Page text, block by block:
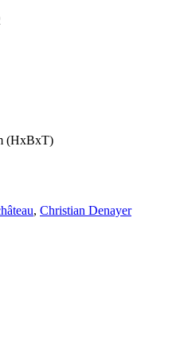
(HxBxT)
, Christian Denayer